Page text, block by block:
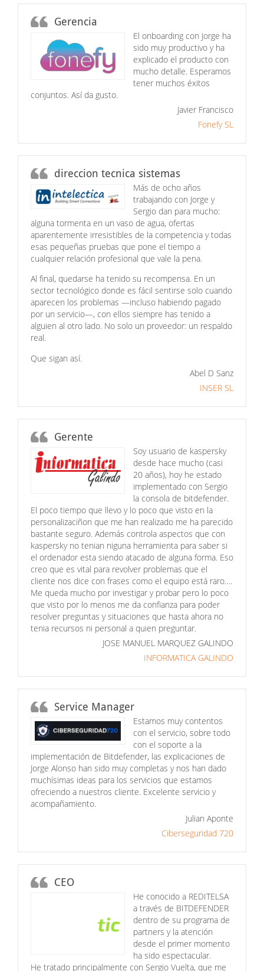
Gerencia
El onboarding con Jorge ha
sido muy productivo y ha
explicado el producto con
mucho detalle. Esperamos
tener muchos éxitos
conjuntos. Así da gusto.
Javier Francisco
Fonefy SL
direccion tecnica sistemas
Más de ocho años
trabajando con Jorge y
Sergio dan para mucho:
alguna tormenta en un vaso de agua, ofertas
aparentemente irresistibles de la competencia y todas
esas pequeñas pruebas que pone el tiempo a
cualquier relación profesional que vale la pena.
Al final, quedarse ha tenido su recompensa. En un
sector tecnológico donde es fácil sentirse solo cuando
aparecen los problemas —incluso habiendo pagado
por un servicio—, con ellos siempre has tenido a
alguien al otro lado. No solo un proveedor: un respaldo
real.
Que sigan así.
Abel D Sanz
INSER SL
Gerente
Soy usuario de kaspersky
desde hace mucho (casi
20 años), hoy he estado
implementado con Sergio
la consola de bitdefender.
El poco tiempo que llevo y lo poco que visto en la
personalizaciñon que me han realizado me ha parecido
bastante seguro. Además controla aspectos que con
kaspersky no tenian niguna herramienta para saber si
el ordenador esta siendo atacado de alguna forma. Eso
creo que es vital para revolver problemas que el
cliente nos dice con frases como el equipo está raro….
Me queda mucho por investigar y probar pero lo poco
que visto por lo menos me da confianza para poder
resolver preguntas y situaciones que hasta ahora no
tenia recursos ni personal a quien preguntar.
JOSE MANUEL MARQUEZ GALINDO
INFORMATICA GALINDO
Service Manager
Estamos muy contentos
con el servicio, sobre todo
con el soporte a la
implementación de Bitdefender, las explicaciones de
Jorge Alonso han sido muy completas y nos han dado
muchísimas ideas para los servicios que estamos
ofreciendo a nuestros cliente. Excelente servicio y
acompañamiento.
Julian Aponte
Ciberseguridad 720
CEO
He conocido a REDITELSA
a través de BITDEFENDER
dentro de su programa de
partners y la atención
desde el primer momento
ha sido espectacular.
He tratado principalmente con Sergio Vuelta, que me